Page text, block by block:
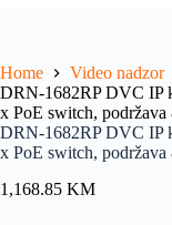
Home
Video nadzor
DRN-1682RP DVC
x PoE switch,
DRN-1682RP DVC
x PoE switch,
1,168.85 KM